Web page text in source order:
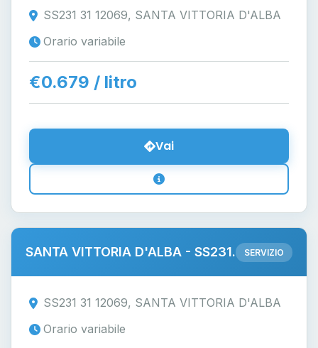
SS231 31 12069, SANTA VITTORIA D'ALBA
Orario variabile
€0.679 / litro
Vai
SANTA VITTORIA D'ALBA - SS231. SERVIZIO
SS231 31 12069, SANTA VITTORIA D'ALBA
Orario variabile